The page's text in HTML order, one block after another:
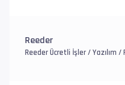
Reeder
Reeder Ücretli İşler / Yazılım /